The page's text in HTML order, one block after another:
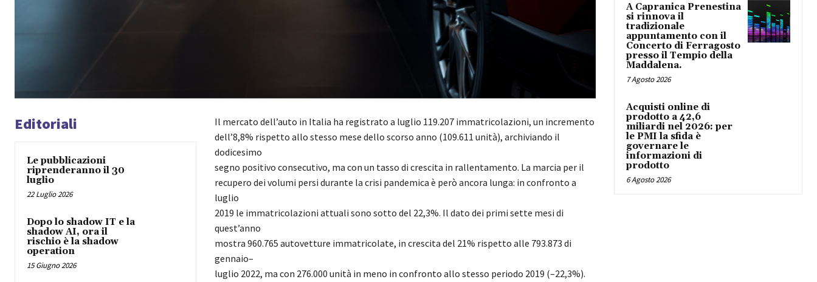
Editoriali
Le pubblicazioni
riprenderanno il 30
luglio
22 Luglio 2026
Dopo lo shadow IT e la
shadow AI, ora il
rischio è la shadow
operation
15 Giugno 2026
Il mercato dell’auto in Italia ha registrato a luglio 119.207 immatricolazioni, un incremento
dell’8,8% rispetto allo stesso mese dello scorso anno (109.611 unità), archiviando il
dodicesimo
segno positivo consecutivo, ma con un tasso di crescita in rallentamento. La marcia per il
recupero dei volumi persi durante la crisi pandemica è però ancora lunga: in confronto a
luglio
2019 le immatricolazioni attuali sono sotto del 22,3%. Il dato dei primi sette mesi di
quest’anno
mostra 960.765 autovetture immatricolate, in crescita del 21% rispetto alle 793.873 di
gennaio–
luglio 2022, ma con 276.000 unità in meno in confronto allo stesso periodo 2019 (–22,3%).
A Capranica Prenestina
si rinnova il
tradizionale
appuntamento con il
Concerto di Ferragosto
presso il Tempio della
Maddalena.
7 Agosto 2026
Acquisti online di
prodotto a 42,6
miliardi nel 2026: per
le PMI la sfida è
governare le
informazioni di
prodotto
6 Agosto 2026